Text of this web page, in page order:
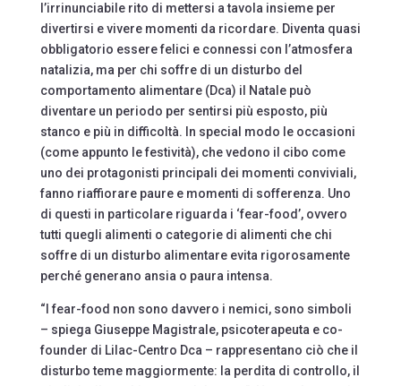
l’irrinunciabile rito di mettersi a tavola insieme per
divertirsi e vivere momenti da ricordare. Diventa quasi
obbligatorio essere felici e connessi con l’atmosfera
natalizia, ma per chi soffre di un disturbo del
comportamento alimentare (Dca) il Natale può
diventare un periodo per sentirsi più esposto, più
stanco e più in difficoltà. In special modo le occasioni
(come appunto le festività), che vedono il cibo come
uno dei protagonisti principali dei momenti conviviali,
fanno riaffiorare paure e momenti di sofferenza. Uno
di questi in particolare riguarda i ‘fear-food’, ovvero
tutti quegli alimenti o categorie di alimenti che chi
soffre di un disturbo alimentare evita rigorosamente
perché generano ansia o paura intensa.
“I fear-food non sono davvero i nemici, sono simboli
– spiega Giuseppe Magistrale, psicoterapeuta e co-
founder di Lilac-Centro Dca – rappresentano ciò che il
disturbo teme maggiormente: la perdita di controllo, il